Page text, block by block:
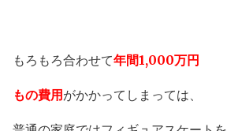
もろもろ合わせて年間1,000万円
もの費用 がかかってしまっては、